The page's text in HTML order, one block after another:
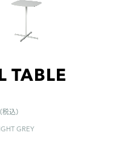
TABLE
込）
GREY